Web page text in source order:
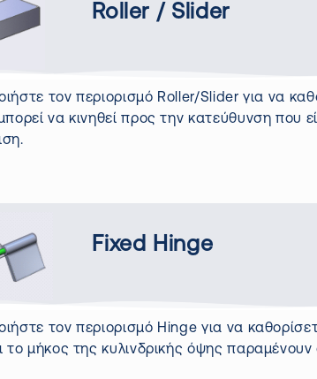
Roller / Slider
τον περιορισμό Roller/Slider για να
να κινηθεί προς την κατεύθυνση που
Fixed Hinge
τον περιορισμό Hinge για να
το μήκος της κυλινδρικής όψης